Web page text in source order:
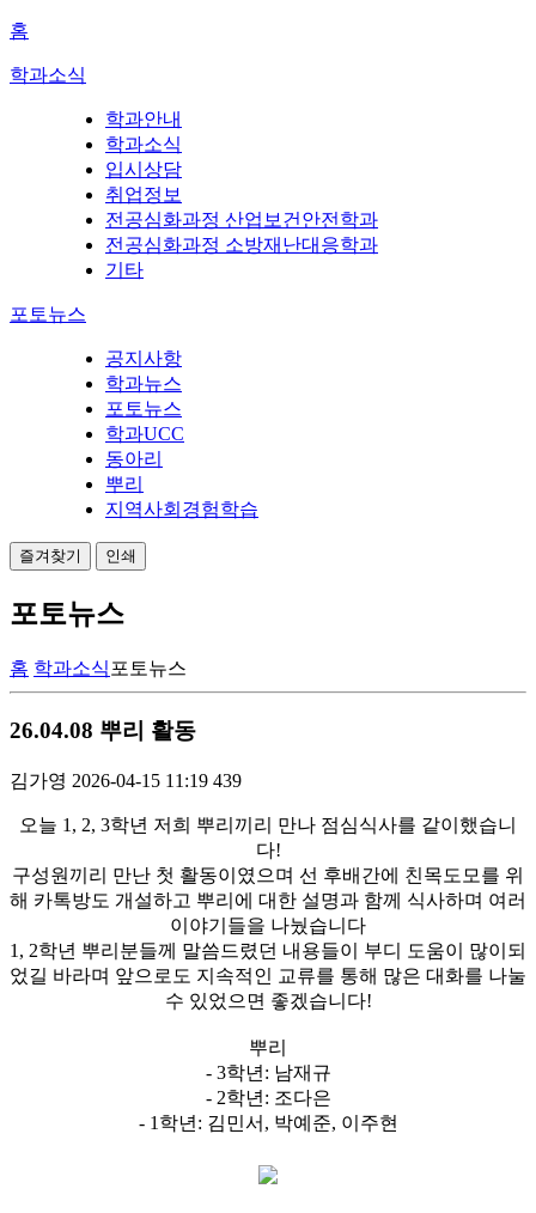
홈
학과소식
학과안내
학과소식
입시상담
취업정보
전공심화과정 산업보건안전학과
전공심화과정 소방재난대응학과
기타
포토뉴스
공지사항
학과뉴스
포토뉴스
학과UCC
동아리
뿌리
지역사회경험학습
즐겨찾기 인쇄
포토뉴스
홈 학과소식 포토뉴스
26.04.08 뿌리 활동
김가영 2026-04-15 11:19 439
오늘 1, 2, 3학년 저희 뿌리끼리 만나 점심식사를 같이했습니
다!
구성원끼리 만난 첫 활동이였으며 선 후배간에 친목도모를 위
해 카톡방도 개설하고 뿌리에 대한 설명과 함께 식사하며 여러
이야기들을 나눴습니다
1, 2학년 뿌리분들께 말씀드렸던 내용들이 부디 도움이 많이되
었길 바라며 앞으로도 지속적인 교류를 통해 많은 대화를 나눌
수 있었으면 좋겠습니다!
뿌리
- 3학년: 남재규
- 2학년: 조다은
- 1학년: 김민서, 박예준, 이주현